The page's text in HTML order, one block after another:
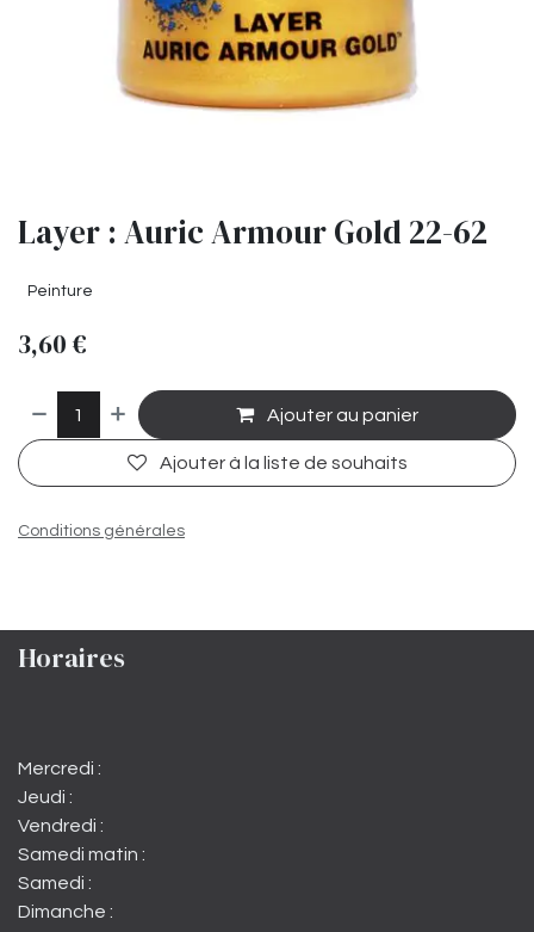
Layer : Auric Armour Gold 22-62
Peinture
3,60 €
Ajouter au panier
Ajouter à la liste de souhaits
Conditions générales
Horaires
Mercredi :
Jeudi :
Vendredi :
Samedi matin :
Samedi :
Dimanche :